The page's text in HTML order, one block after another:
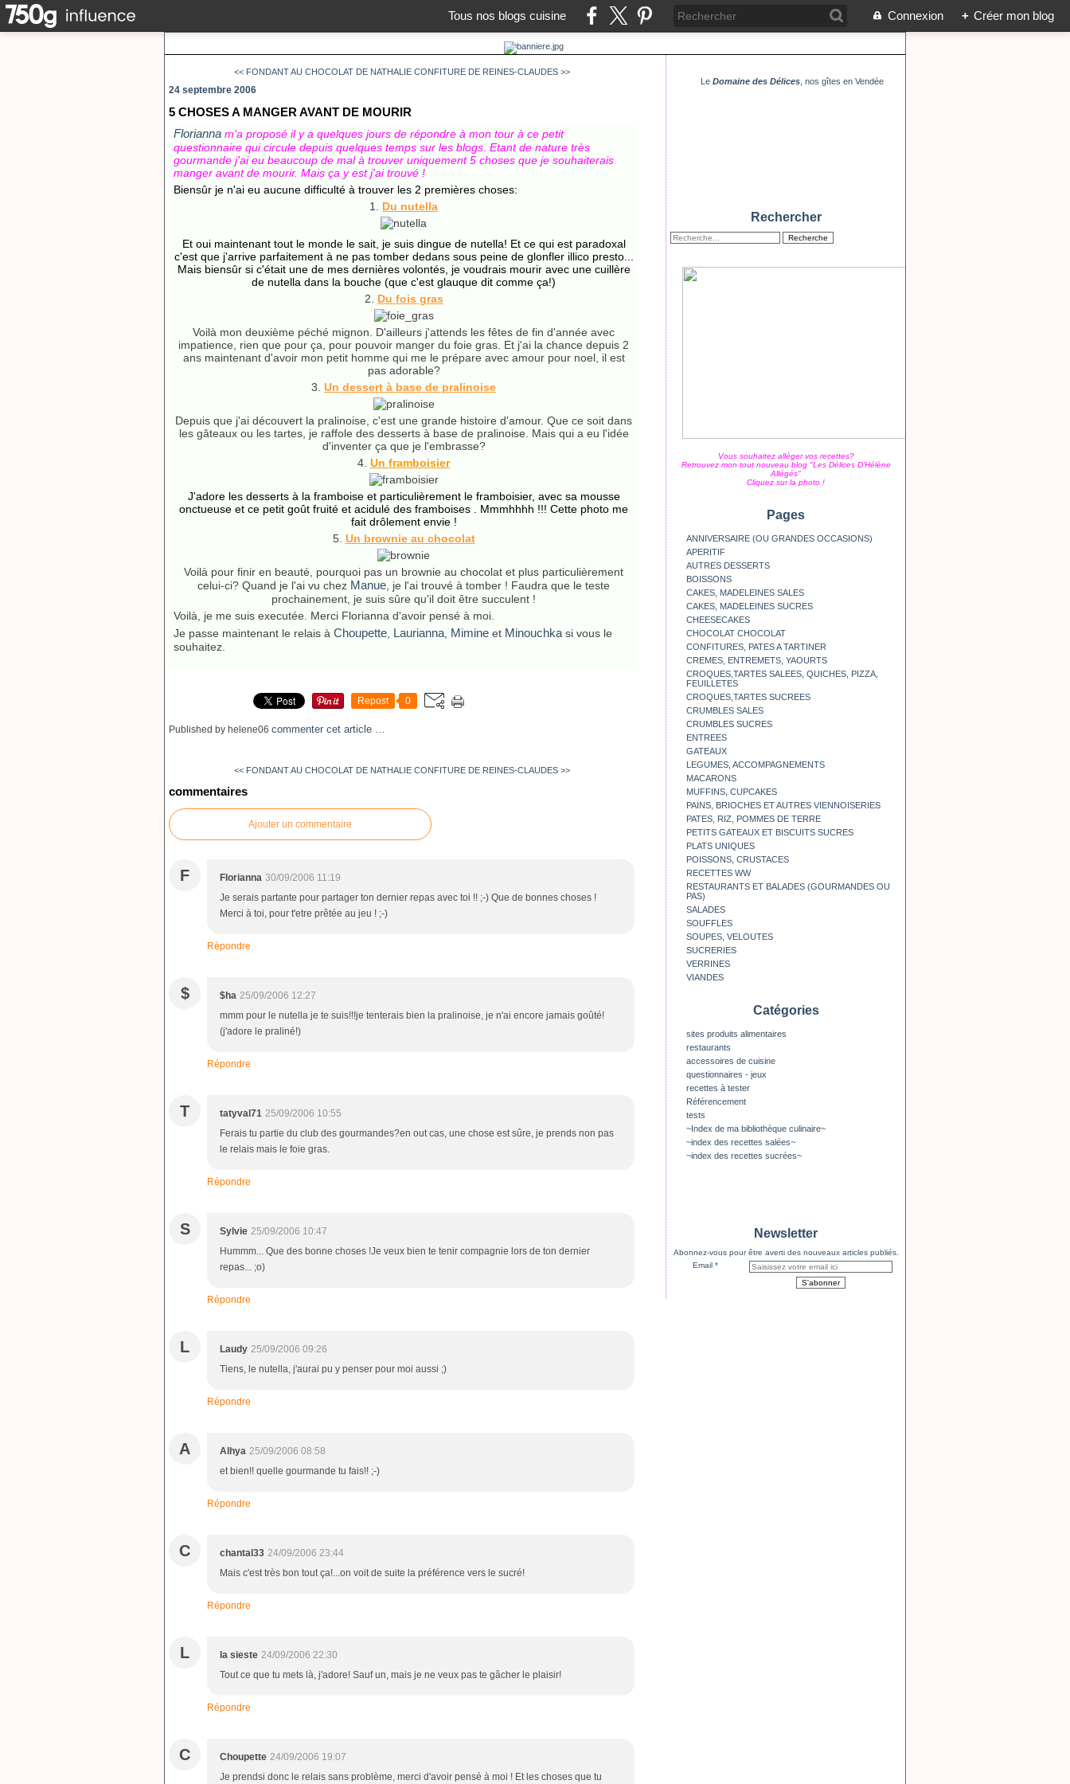
Tous nos blogs cuisine Connexion + Créer mon blog
<< FONDANT AU CHOCOLAT DE NATHALIE CONFITURE DE REINES-CLAUDES >>
24 septembre 2006
5 CHOSES A MANGER AVANT DE MOURIR
Florianna m'a proposé il y a quelques jours de répondre à mon tour à ce petit
questionnaire qui circule depuis quelques temps sur les blogs. Etant de nature très
gourmande j'ai eu beaucoup de mal à trouver uniquement 5 choses que je souhaiterais
manger avant de mourir. Mais ça y est j'ai trouvé !
Biensûr je n'ai eu aucune difficulté à trouver les 2 premières choses:
1. Du nutella
Et oui maintenant tout le monde le sait, je suis dingue de nutella! Et ce qui est paradoxal
c'est que j'arrive parfaitement à ne pas tomber dedans sous peine de glonfler illico presto...
Mais biensûr si c'était une de mes dernières volontés, je voudrais mourir avec une cuillère
de nutella dans la bouche (que c'est glauque dit comme ça!)
2. Du fois gras
Voilà mon deuxième péché mignon. D'ailleurs j'attends les fêtes de fin d'année avec
impatience, rien que pour ça, pour pouvoir manger du foie gras. Et j'ai la chance depuis 2
ans maintenant d'avoir mon petit homme qui me le prépare avec amour pour noel, il est
pas adorable?
3. Un dessert à base de pralinoise
Depuis que j'ai découvert la pralinoise, c'est une grande histoire d'amour. Que ce soit dans
les gâteaux ou les tartes, je raffole des desserts à base de pralinoise. Mais qui a eu l'idée
d'inventer ça que je l'embrasse?
4. Un framboisier
J'adore les desserts à la framboise et particulièrement le framboisier, avec sa mousse
onctueuse et ce petit goût fruité et acidulé des framboises . Mmmhhhh !!! Cette photo me
fait drôlement envie !
5. Un brownie au chocolat
Voilà pour finir en beauté, pourquoi pas un brownie au chocolat et plus particulièrement
celui-ci? Quand je l'ai vu chez Manue , je l'ai trouvé à tomber ! Faudra que le teste
prochainement, je suis sûre qu'il doit être succulent !
Voilà, je me suis executée. Merci Florianna d'avoir pensé à moi.
Je passe maintenant le relais à Choupette Laurianna Mimine et Minouchka si vous le
souhaitez.
Repost 0
Published by helene06 commenter cet article …
<< FONDANT AU CHOCOLAT DE NATHALIE CONFITURE DE REINES-CLAUDES >>
commentaires
Ajouter un commentaire
F Florianna 30/09/2006 11:19
Je serais partante pour partager ton dernier repas avec toi !! ;-) Que de bonnes choses !
Merci à toi, pour t'etre prêtée au jeu ! ;-)
Répondre
$ $ha 25/09/2006 12:27
mmm pour le nutella je te suis!!!je tenterais bien la pralinoise, je n'ai encore jamais goûté!
(j'adore le praliné!)
Répondre
T tatyval71 25/09/2006 10:55
Ferais tu partie du club des gourmandes?en out cas, une chose est sûre, je prends non pas
le relais mais le foie gras.
Répondre
S Sylvie 25/09/2006 10:47
Hummm... Que des bonne choses !Je veux bien te tenir compagnie lors de ton dernier
repas... ;o)
Répondre
L Laudy 25/09/2006 09:26
Tiens, le nutella, j'aurai pu y penser pour moi aussi ;)
Répondre
A Alhya 25/09/2006 08:58
et bien!! quelle gourmande tu fais!! ;-)
Répondre
C chantal33 24/09/2006 23:44
Mais c'est très bon tout ça!...on voit de suite la préférence vers le sucré!
Répondre
L la sieste 24/09/2006 22:30
Tout ce que tu mets là, j'adore! Sauf un, mais je ne veux pas te gâcher le plaisir!
Répondre
C Choupette 24/09/2006 19:07
Je prendsi donc le relais sans problème, merci d'avoir pensé à moi ! Et les choses que tu
Le Domaine des Délices, nos gîtes en Vendée
Rechercher
Vous souhaitez alléger vos recettes?
Retrouvez mon tout nouveau blog "Les Délices D'Hélène
Allégés"
Cliquez sur la photo !
Pages
ANNIVERSAIRE (OU GRANDES OCCASIONS)
APERITIF
AUTRES DESSERTS
BOISSONS
CAKES, MADELEINES SALES
CAKES, MADELEINES SUCRES
CHEESECAKES
CHOCOLAT CHOCOLAT
CONFITURES, PATES A TARTINER
CREMES, ENTREMETS, YAOURTS
CROQUES,TARTES SALEES, QUICHES, PIZZA,
FEUILLETES
CROQUES,TARTES SUCREES
CRUMBLES SALES
CRUMBLES SUCRES
ENTREES
GATEAUX
LEGUMES, ACCOMPAGNEMENTS
MACARONS
MUFFINS, CUPCAKES
PAINS, BRIOCHES ET AUTRES VIENNOISERIES
PATES, RIZ, POMMES DE TERRE
PETITS GATEAUX ET BISCUITS SUCRES
PLATS UNIQUES
POISSONS, CRUSTACES
RECETTES WW
RESTAURANTS ET BALADES (GOURMANDES OU
PAS)
SALADES
SOUFFLES
SOUPES, VELOUTES
SUCRERIES
VERRINES
VIANDES
Catégories
sites produits alimentaires
restaurants
accessoires de cuisine
questionnaires - jeux
recettes à tester
Référencement
tests
~Index de ma bibliothèque culinaire~
~index des recettes salées~
~index des recettes sucrées~
Newsletter
Abonnez-vous pour être averti des nouveaux articles publiés.
Email